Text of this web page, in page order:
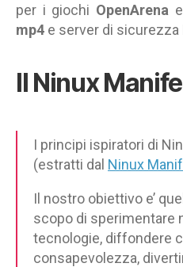
per i giochi OpenArena e
mp4 e server di sicurezza
Il Ninux
I principi ispiratori di
(estratti dal Ninux
Il nostro obiettivo e’
scopo di sperimentare
tecnologie, diffondere
consapevolezza,